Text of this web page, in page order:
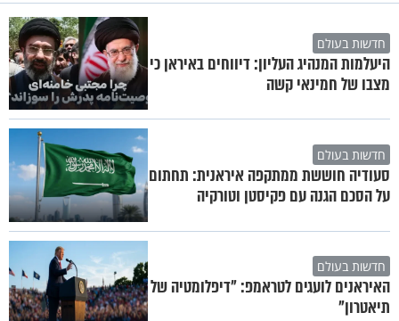
חדשות בעולם
היעלמות המנהיג העליון: דיווחים באיראן כי
מצבו של חמינאי קשה
חדשות בעולם
סעודיה חוששת ממתקפה איראנית: תחתום
על הסכם הגנה עם פקיסטן וטורקיה
חדשות בעולם
האיראנים לועגים לטראמפ: "דיפלומטיה של
תיאטרון"